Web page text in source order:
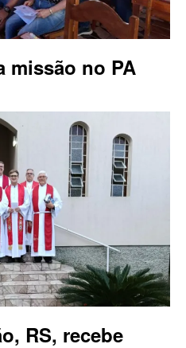
missão no PA
RS, recebe